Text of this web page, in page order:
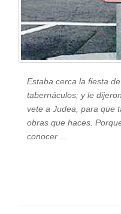
Estaba cerca la fiesta
tabernáculos; y le
vete a Judea, para que
obras que haces.
conocer